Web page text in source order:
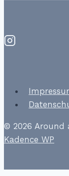
© 2026 Around
Kadence WP